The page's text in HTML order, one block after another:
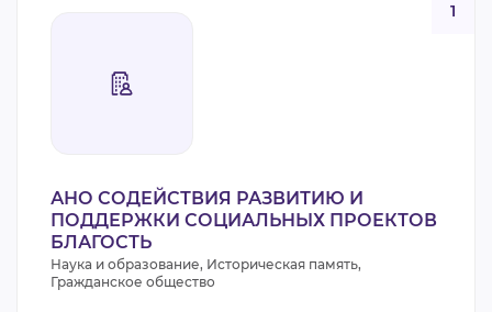
1
АНО СОДЕЙСТВИЯ РАЗВИТИЮ И
ПОДДЕРЖКИ СОЦИАЛЬНЫХ ПРОЕКТОВ
БЛАГОСТЬ
Наука и образование, Историческая память,
Гражданское общество